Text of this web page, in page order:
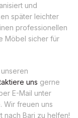
und
später leichter
professionellen
Möbel sicher für
uns gerne
E-Mail unter
. Wir freuen uns
nach Bari zu helfen!